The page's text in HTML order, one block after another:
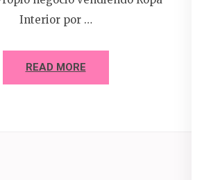
Interior por …
READ MORE